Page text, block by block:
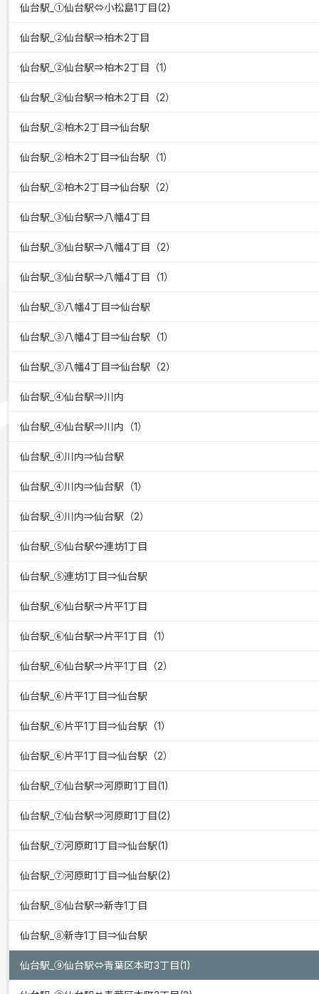
仙台駅_①仙台駅⇔小松島1丁目(2)
仙台駅_②仙台駅⇒柏木2丁目
仙台駅_②仙台駅⇒柏木2丁目（1）
仙台駅_②仙台駅⇒柏木2丁目（2）
仙台駅_②柏木2丁目⇒仙台駅
仙台駅_②柏木2丁目⇒仙台駅（1）
仙台駅_②柏木2丁目⇒仙台駅（2）
仙台駅_③仙台駅⇒八幡4丁目
仙台駅_③仙台駅⇒八幡4丁目（2）
仙台駅_③仙台駅⇒八幡4丁目（1）
仙台駅_③八幡4丁目⇒仙台駅
仙台駅_③八幡4丁目⇒仙台駅（1）
仙台駅_③八幡4丁目⇒仙台駅（2）
仙台駅_④仙台駅⇒川内
仙台駅_④仙台駅⇒川内（1）
仙台駅_④川内⇒仙台駅
仙台駅_④川内⇒仙台駅（1）
仙台駅_④川内⇒仙台駅（2）
仙台駅_⑤仙台駅⇔連坊1丁目
仙台駅_⑤連坊1丁目⇒仙台駅
仙台駅_⑥仙台駅⇒片平1丁目
仙台駅_⑥仙台駅⇒片平1丁目（1）
仙台駅_⑥仙台駅⇒片平1丁目（2）
仙台駅_⑥片平1丁目⇒仙台駅
仙台駅_⑥片平1丁目⇒仙台駅（1）
仙台駅_⑥片平1丁目⇒仙台駅（2）
仙台駅_⑦仙台駅⇒河原町1丁目(1)
仙台駅_⑦仙台駅⇒河原町1丁目(2)
仙台駅_⑦河原町1丁目⇒仙台駅(1)
仙台駅_⑦河原町1丁目⇒仙台駅(2)
仙台駅_⑧仙台駅⇒新寺1丁目
仙台駅_⑧新寺1丁目⇒仙台駅
仙台駅_⑨仙台駅⇔青葉区本町3丁目(1)